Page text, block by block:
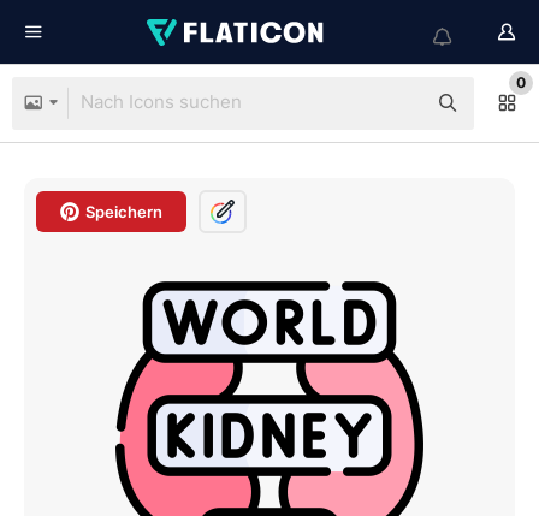
0
Speichern